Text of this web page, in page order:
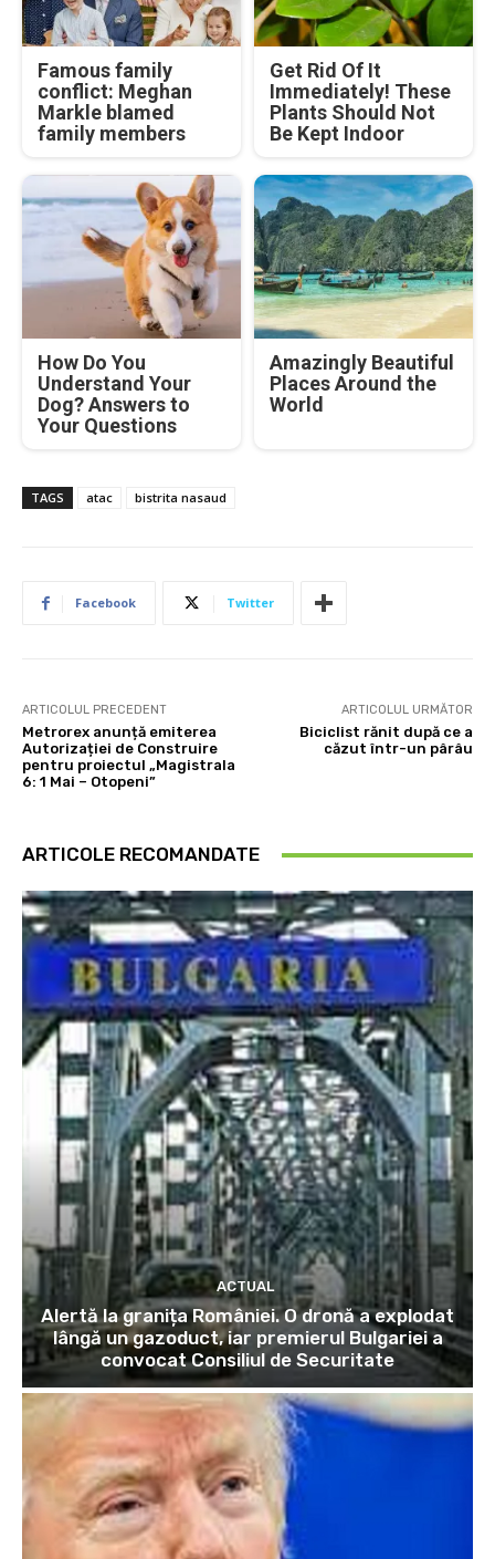
Famous family
conflict: Meghan
Markle blamed
family members
Get Rid Of It
Immediately! These
Plants Should Not
Be Kept Indoor
How Do You
Understand Your
Dog? Answers to
Your Questions
Amazingly Beautiful
Places Around the
World
TAGS atac bistrita nasaud
Facebook Twitter
ARTICOLUL PRECEDENT
Metrorex anunță emiterea
Autorizației de Construire
pentru proiectul „Magistrala
6: 1 Mai – Otopeni”
ARTICOLUL URMĂTOR
Biciclist rănit după ce a
căzut într-un pârâu
ARTICOLE RECOMANDATE
ACTUAL
Alertă la granița României. O dronă a explodat
lângă un gazoduct, iar premierul Bulgariei a
convocat Consiliul de Securitate